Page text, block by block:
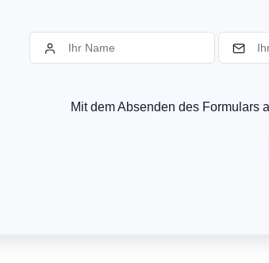
Mit dem Absenden des Formulars